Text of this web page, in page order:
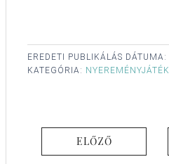
EREDETI PUBLIKÁLÁS DÁTUMA:
KATEGÓRIA: NYEREMÉNYJÁTÉK
ELŐZŐ